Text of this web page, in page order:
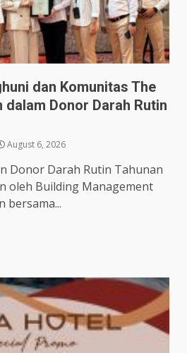
dan Komunitas The
dalam Donor Darah Rutin
August 6, 2026
Donor Darah Rutin Tahunan
oleh Building Management
bersama...